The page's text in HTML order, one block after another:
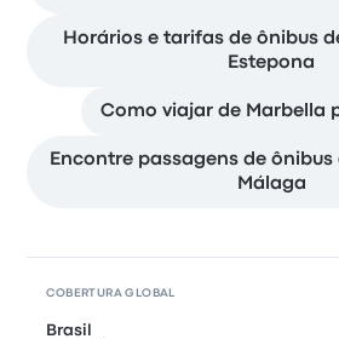
Horários e tarifas de ônibus
Estepona
Como viajar de Marbella
Encontre passagens de
Málaga
COBERTURA GLOBAL
Brasil